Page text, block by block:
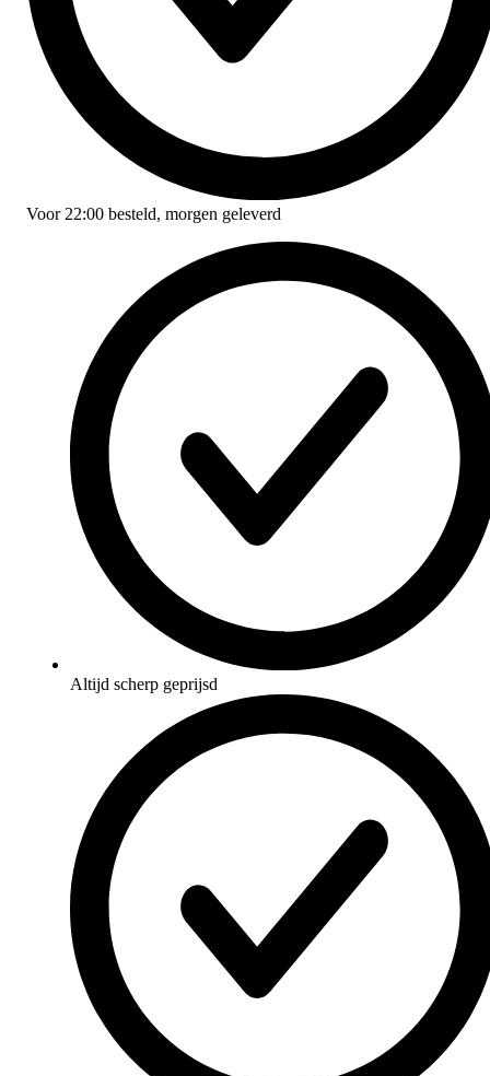
Voor 22:00 besteld, morgen geleverd
Altijd scherp geprijsd